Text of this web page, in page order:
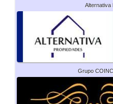
Alternativa
Grupo